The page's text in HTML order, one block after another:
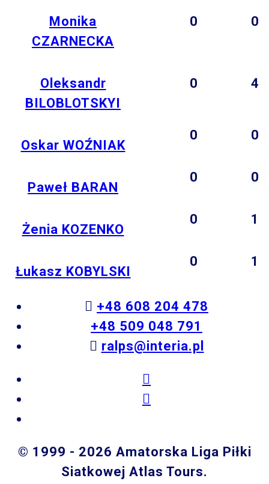
Monika
CZARNECKA
0 0
Oleksandr
BILOBLOTSKYI
0 4
Oskar WOŹNIAK
0 0
Paweł BARAN
0 0
Żenia KOZENKO
0 1
Łukasz KOBYLSKI
0 1
+48 608 204 478
+48 509 048 791
ralps@interia.pl
© 1999 - 2026 Amatorska Liga Piłki
Siatkowej Atlas Tours.